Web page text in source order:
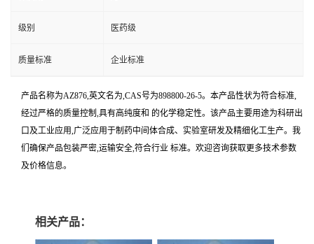
级别 医药级
质量标准 企业标准
产品名称为AZ876,英文名为,CAS号为898800-26-5。本产品性状为符合标准,
经过严格的质量控制,具有高纯度和 的化学稳定性。该产品主要用途为科研出
口及工业应用,广泛应用于制药中间体合成、实验室研发及精细化工生产。我
们确保产品包装严密,运输安全,符合行业 标准。欢迎咨询获取更多技术参数
及价格信息。
相关产品：